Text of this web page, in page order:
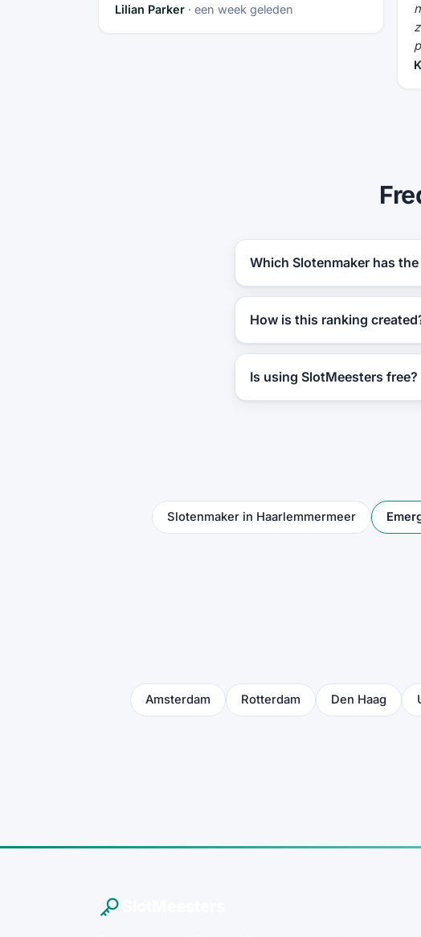
Lilian Parker · een week geleden
Which Slotenmaker has
How is this ranking
Is using SlotMeesters free?
Slotenmaker in Haarlemmermeer
Amsterdam Rotterdam Den Haag